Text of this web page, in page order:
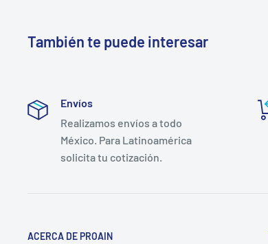
También te puede interesar
Envíos
Realizamos envíos a todo
México. Para Latinoamérica
solicita tu cotización.
ACERCA DE PROAIN